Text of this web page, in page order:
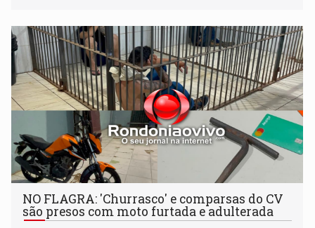
NO FLAGRA: 'Churrasco' e comparsas do CV
são presos com moto furtada e adulterada